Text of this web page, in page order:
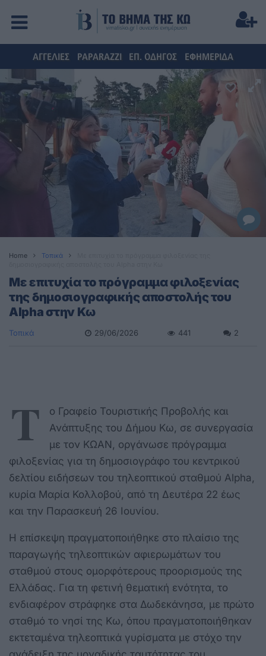
ΑΓΓΕΛΙΕΣ PAPARAZZI ΕΠ. ΟΔΗΓΟΣ ΕΦΗΜΕΡΙΔΑ
Home Τοπικά
Με επιτυχία το πρόγραμμα φιλοξενίας
της δημοσιογραφικής αποστολής του
Alpha στην Κω
Τοπικά 29/06/2026 441 2
Τ
ο Γραφείο Τουριστικής Προβολής και
Ανάπτυξης του Δήμου Κω, σε συνεργασία
με τον ΚΩΑΝ, οργάνωσε πρόγραμμα
φιλοξενίας για τη δημοσιογράφο του κεντρικού
δελτίου ειδήσεων του τηλεοπτικού σταθμού Alpha,
κυρία Μαρία Κολλοβού, από τη Δευτέρα 22 έως
και την Παρασκευή 26 Ιουνίου.
Η επίσκεψη πραγματοποιήθηκε στο πλαίσιο της
παραγωγής τηλεοπτικών αφιερωμάτων του
σταθμού στους ομορφότερους προορισμούς της
Ελλάδας. Για τη φετινή θεματική ενότητα, το
ενδιαφέρον στράφηκε στα Δωδεκάνησα, με πρώτο
σταθμό το νησί της Κω, όπου πραγματοποιήθηκαν
εκτεταμένα τηλεοπτικά γυρίσματα με στόχο την